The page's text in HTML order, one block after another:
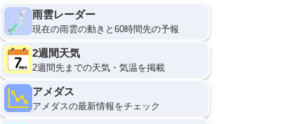
雨雲レーダー
現在の雨雲の動きと60時間先の予報
2週間天気
2週間先までの天気・気温を掲載
アメダス
アメダスの最新情報をチェック